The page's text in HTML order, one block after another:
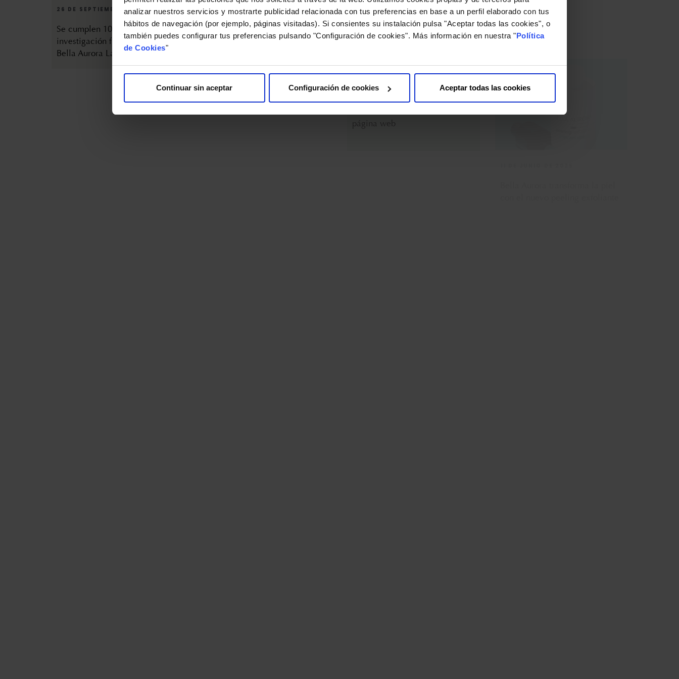
analizar nuestros servicios y mostrarte publicidad relacionada con tus preferencias en base a un perfil elaborado con tus
hábitos de navegación (por ejemplo, páginas visitadas). Si consientes su instalación pulsa "Aceptar todas las cookies", o
también puedes configurar tus preferencias pulsando "Configuración de cookies". Más información en nuestra "Política
de Cookies"
Continuar sin aceptar Configuración de cookies Aceptar todas las cookies
Se cumplen 10 años de
investigación fundamental en
Bella Aurora Labs
bio10 forte l-ocal noche, el
primer despigmentante para
manchas localizadas que actúa
Bella Aurora estrena nueva
página web
Bella Aurora transforma la piel
con el nuevo peeling exfoliante